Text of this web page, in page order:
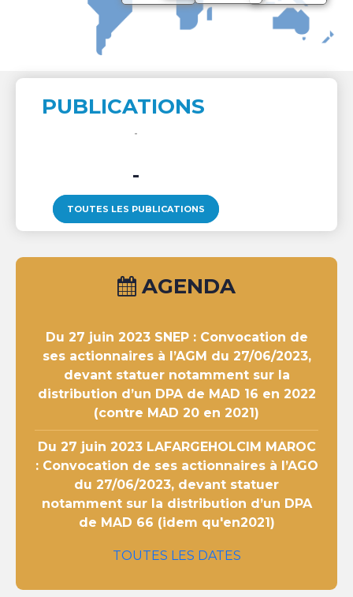
PUBLICATIONS
-
TOUTES LES PUBLICATIONS
AGENDA
Du 27 juin 2023SNEP : Convocation de
ses actionnaires à l’AGM du 27/06/2023,
devant statuer notamment sur la
distribution d’un DPA de MAD 16 en 2022
(contre MAD 20 en 2021)
Du 27 juin 2023LAFARGEHOLCIM MAROC
: Convocation de ses actionnaires à l’AGO
du 27/06/2023, devant statuer
notamment sur la distribution d’un DPA
de MAD 66 (idem qu'en2021)
TOUTES LES DATES